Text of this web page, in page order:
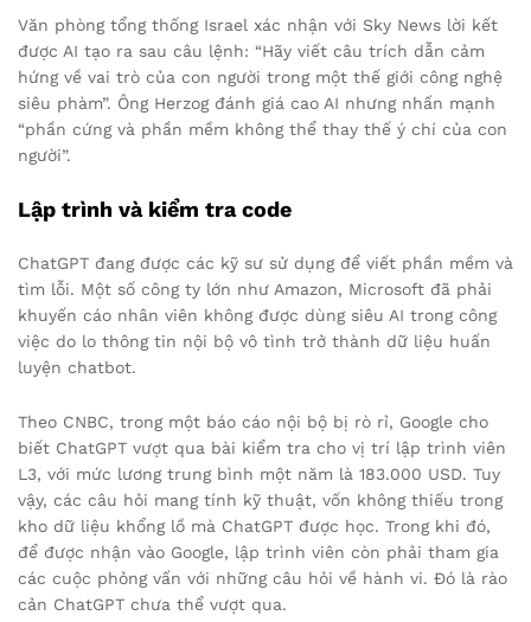
Văn phòng tổng thống Israel xác nhận với Sky News lời kết
được AI tạo ra sau câu lệnh: “Hãy viết câu trích dẫn cảm
hứng về vai trò của con người trong một thế giới công nghệ
siêu phàm”. Ông Herzog đánh giá cao AI nhưng nhấn mạnh
“phần cứng và phần mềm không thể thay thế ý chí của con
người”.
Lập trình và kiểm tra code
ChatGPT đang được các kỹ sư sử dụng để viết phần mềm và
tìm lỗi. Một số công ty lớn như Amazon, Microsoft đã phải
khuyến cáo nhân viên không được dùng siêu AI trong công
việc do lo thông tin nội bộ vô tình trở thành dữ liệu huấn
luyện chatbot.
Theo CNBC, trong một báo cáo nội bộ bị rò rỉ, Google cho
biết ChatGPT vượt qua bài kiểm tra cho vị trí lập trình viên
L3, với mức lương trung bình một năm là 183.000 USD. Tuy
vậy, các câu hỏi mang tính kỹ thuật, vốn không thiếu trong
kho dữ liệu khổng lồ mà ChatGPT được học. Trong khi đó,
để được nhận vào Google, lập trình viên còn phải tham gia
các cuộc phỏng vấn với những câu hỏi về hành vi. Đó là rào
cản ChatGPT chưa thể vượt qua.